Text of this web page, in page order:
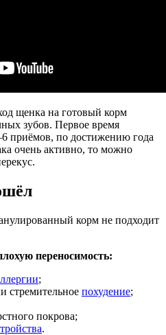
щенка на готовый корм
зубов. Первое время
приёмов, по достижению года
очень активно, то можно
корм не подходит
переносимость:
;
стремительное похудение;
покрова;
.